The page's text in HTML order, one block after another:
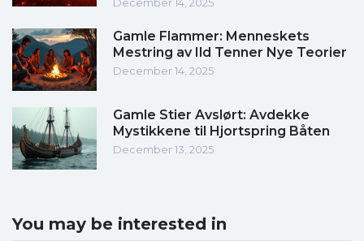
December 14, 2025
Gamle Flammer: Menneskets
Mestring av Ild Tenner Nye Teorier
December 14, 2025
Gamle Stier Avslørt: Avdekke
Mystikkene til Hjortspring Båten
December 13, 2025
You may be interested in